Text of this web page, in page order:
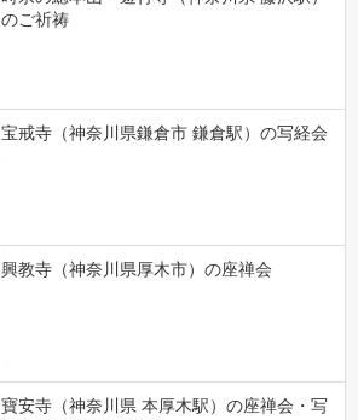
のご祈祷
宝戒寺（神奈川県鎌倉市 鎌倉駅）の写経会
興教寺（神奈川県厚木市）の座禅会
寶安寺（神奈川県 本厚木駅）の座禅会・写